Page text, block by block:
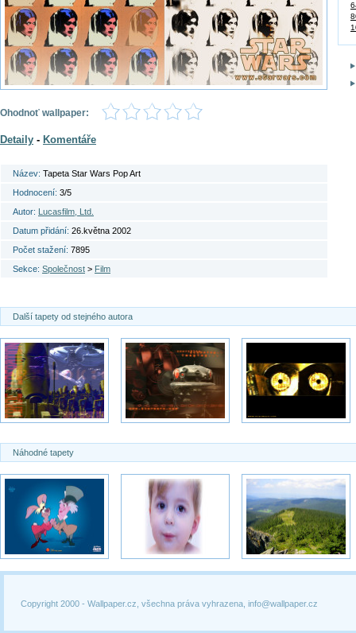
Ohodnoť wallpaper:
Detaily - Komentáře
Název: Tapeta Star Wars Pop Art
Hodnocení: 3/5
Autor: Lucasfilm, Ltd.
Datum přidání: 26.května 2002
Počet stažení: 7895
Sekce: Společnost > Film
Další tapety od stejného autora
Náhodné tapety
Copyright 2000 - Wallpaper.cz, všechna práva vyhrazena, info@wallpaper.cz